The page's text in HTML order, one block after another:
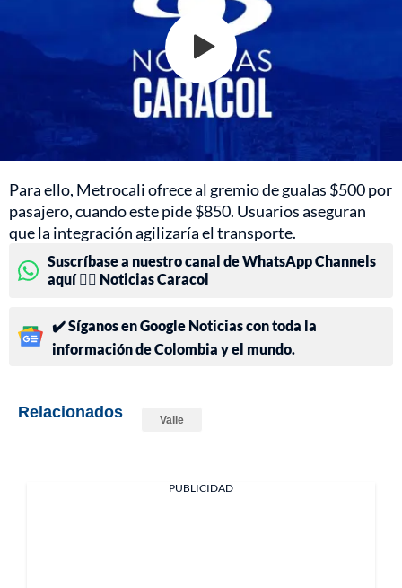
Para ello, Metrocali ofrece al gremio de gualas $500 por
pasajero, cuando este pide $850. Usuarios aseguran
que la integración agilizaría el transporte.
Suscríbase a nuestro canal de WhatsApp Channels
aquí 👉🏻 Noticias Caracol
✔️ Síganos en Google Noticias con toda la
información de Colombia y el mundo.
Relacionados Valle
PUBLICIDAD